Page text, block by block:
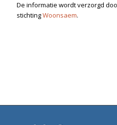
De informatie wordt verzorgd
stichtingWoonsaem.